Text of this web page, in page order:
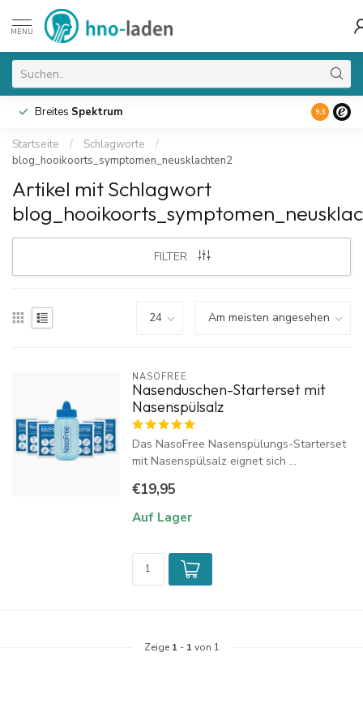
MENU
Breites Spektrum 9.3
Startseite / Schlagworte
/
blog_hooikoorts_symptomen_neusklachten2
Artikel mit Schlagwort
FILTER
NASOFREE
Nasenduschen-Starterset mit
Nasenspülsalz
Das NasoFree Nasenspülungs-Starterset
mit Nasenspülsalz eignet sich ...
€19,95
Auf Lager
Zeige 1 - 1 von 1